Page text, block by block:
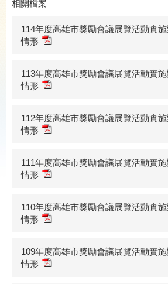
相關檔案
114年度高雄市獎勵會議展覽活動實
情形
113年度高雄市獎勵會議展覽活動實
情形
112年度高雄市獎勵會議展覽活動實
情形
111年度高雄市獎勵會議展覽活動實
情形
110年度高雄市獎勵會議展覽活動實
情形
109年度高雄市獎勵會議展覽活動實
情形